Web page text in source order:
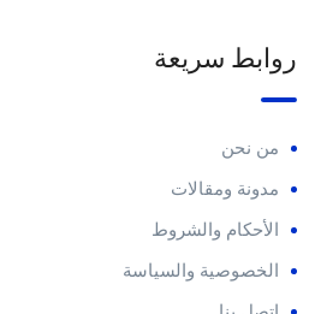
روابط سريعة
من نحن
مدونة ومقالات
الأحكام والشروط
الخصوصية والسياسة